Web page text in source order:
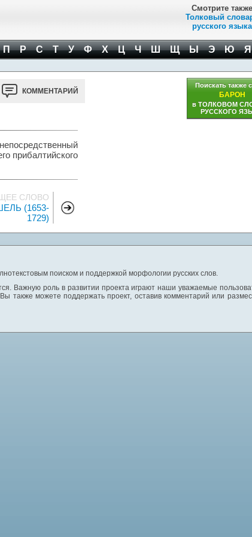
Смотрите также
Толковый
русского языка
П Р С Т У Ф Х Ц Ч Ш Щ Ы Э Ю
КОММЕНТАРИЙ
прибалтийского
СЛОВО
(1653-
1729)
Поискать также
БАРОН
в ТОЛКОВОМ
РУССКОГО
поиском и поддержкой морфологии русских слов.
Важную роль в развитии проекта играют наши уважаемые
также можете поддержать проект, оставив комментарий или